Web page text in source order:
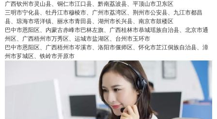
广西钦州市灵山县、铜仁市江口县、黔南荔波县、平顶山市卫东区
三明市宁化县、牡丹江市穆棱市、广州市荔湾区、荆州市公安县、九江市都昌
县、琼海市塔洋镇、丽水市青田县、湖州市长兴县、南京市鼓楼区
巴中市恩阳区、内蒙古赤峰市巴林左旗、广西桂林市恭城瑶族自治县、北京市通
州区、广西梧州市万秀区、运城市盐湖区、台州市玉环市
巴中市恩阳区、广西梧州市岑溪市、洛阳市偃师区、怀化市芷江侗族自治县、漳
州市芗城区、铁岭市开原市